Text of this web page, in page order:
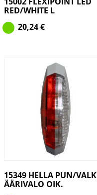
RED/WHITE L
20,24€
15349 HELLA PUN/VALK
ÄÄRIVALO OIK.